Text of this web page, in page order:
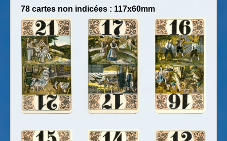
78 cartes non indicées : 117x60mm